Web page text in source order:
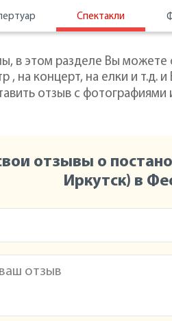
Спектакли
в этом разделе Вы можете
, на концерт, на елки и
отзыв с фотографиями
отзывы о
Иркутск) в